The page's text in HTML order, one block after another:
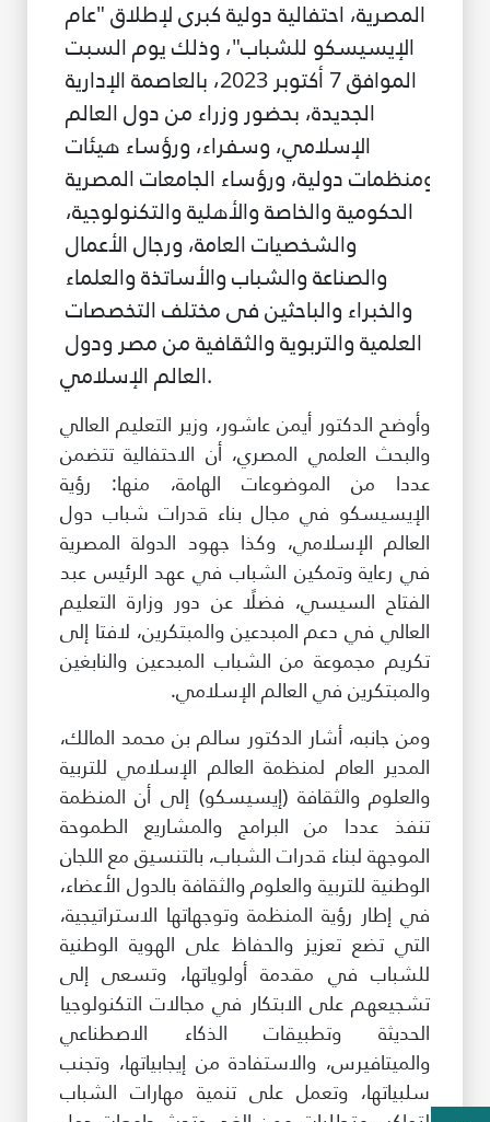
©حقوق الطبع والنشر للإيسيسكو. جميع الحقوق محفوظة.
شروط الاستخدام
سياسة الخصوصية
حقوق النسخ
إخلاء المسؤولية
سياسة وإجراءات أمن نظم المعلومات
سياسة وإجراءات الذكاء الاصطناعي
العالم الإسلامي.
وأوضح الدكتور أيمن عاشور، وزير التعليم العالي
والبحث العلمي المصري، أن الاحتفالية تتضمن
عددا من الموضوعات الهامة، منها: رؤية
الإيسيسكو في مجال بناء قدرات شباب دول
العالم الإسلامي، وكذا جهود الدولة المصرية
في رعاية وتمكين الشباب في عهد الرئيس عبد
الفتاح السيسي، فضلًا عن دور وزارة التعليم
العالي في دعم المبدعين والمبتكرين، لافتا إلى
تكريم مجموعة من الشباب المبدعين والنابغين
والمبتكرين في العالم الإسلامي.
ومن جانبه، أشار الدكتور سالم بن محمد المالك،
المدير العام لمنظمة العالم الإسلامي للتربية
والعلوم والثقافة (إيسيسكو) إلى أن المنظمة
تنفذ عددا من البرامج والمشاريع الطموحة
الموجهة لبناء قدرات الشباب، بالتنسيق مع اللجان
الوطنية للتربية والعلوم والثقافة بالدول الأعضاء،
في إطار رؤية المنظمة وتوجهاتها الاستراتيجية،
التي تضع تعزيز والحفاظ على الهوية الوطنية
للشباب في مقدمة أولوياتها، وتسعى إلى
تشجيعهم على الابتكار في مجالات التكنولوجيا
الحديثة وتطبيقات الذكاء الاصطناعي
والميتافيرس، والاستفادة من إيجابياتها، وتجنب
سلبياتها، وتعمل على تنمية مهارات الشباب